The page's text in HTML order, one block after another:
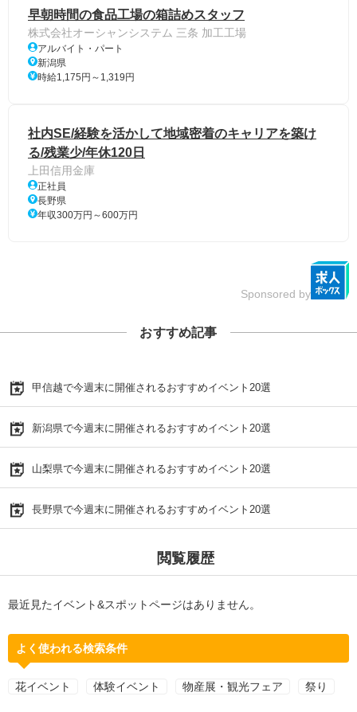
早朝時間の食品工場の箱詰めスタッフ
株式会社オーシャンシステム 三条 加工工場
アルバイト・パート
新潟県
時給1,175円～1,319円
社内SE/経験を活かして地域密着のキャリアを築け
る/残業少/年休120日
上田信用金庫
正社員
長野県
年収300万円～600万円
Sponsored by
おすすめ記事
甲信越で今週末に開催されるおすすめイベント20選
新潟県で今週末に開催されるおすすめイベント20選
山梨県で今週末に開催されるおすすめイベント20選
長野県で今週末に開催されるおすすめイベント20選
閲覧履歴
最近見たイベント&スポットページはありません。
よく使われる検索条件
花イベント 体験イベント 物産展・観光フェア 祭り